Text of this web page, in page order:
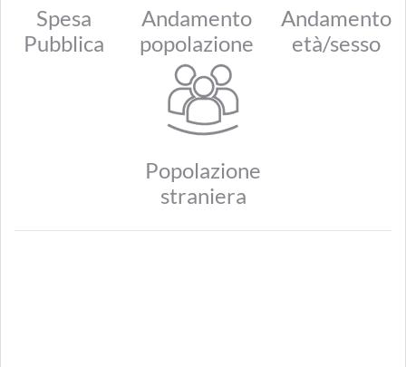
Spesa
Pubblica
Andamento
popolazione
Andamento
età/sesso
Popolazione
straniera